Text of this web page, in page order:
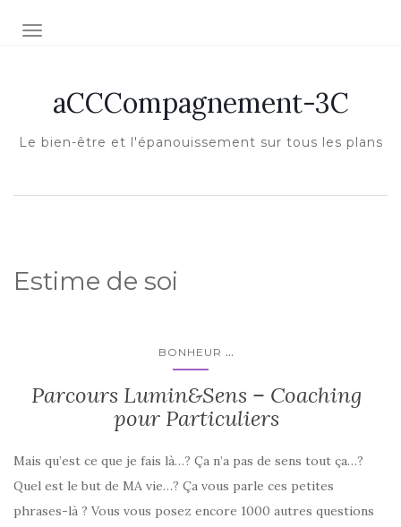
Afficher/masquer la navigation
aCCCompagnement-3C
Le bien-être et l'épanouissement sur tous les plans
Estime de soi
BONHEUR ...
Parcours Lumin&Sens – Coaching
pour Particuliers
Mais qu’est ce que je fais là…? Ça n’a pas de sens tout ça…?
Quel est le but de MA vie…? Ça vous parle ces petites
phrases-là ? Vous vous posez encore 1000 autres questions